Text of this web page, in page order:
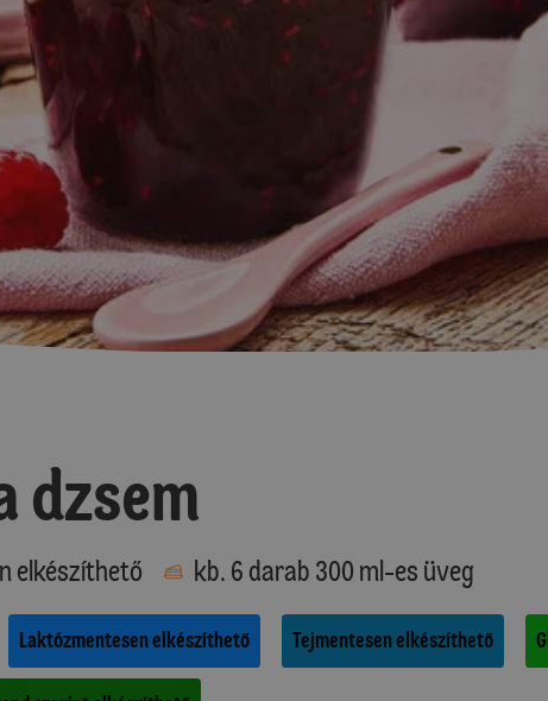
dzsem
elkészíthető kb. 6 darab 300 ml-es üveg
Laktózmentesen elkészíthető Tejmentesen elkészíthető